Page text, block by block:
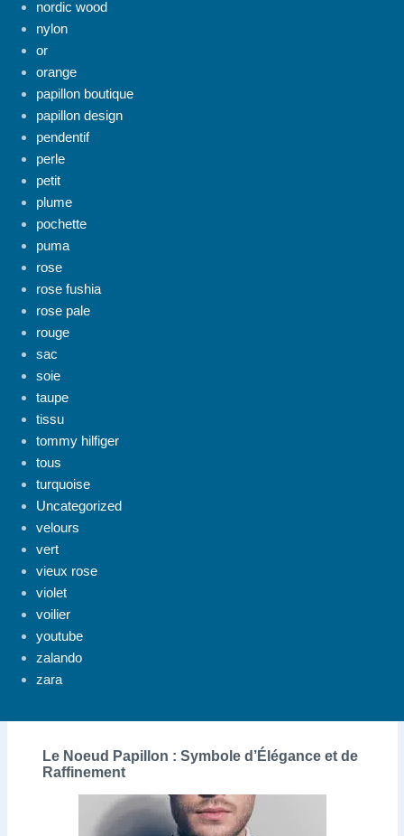
nordic wood
nylon
or
orange
papillon boutique
papillon design
pendentif
perle
petit
plume
pochette
puma
rose
rose fushia
rose pale
rouge
sac
soie
taupe
tissu
tommy hilfiger
tous
turquoise
Uncategorized
velours
vert
vieux rose
violet
voilier
youtube
zalando
zara
Le Noeud Papillon : Symbole d’Élégance et de
Raffinement